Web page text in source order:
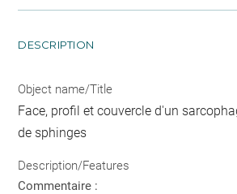
DESCRIPTION
Object name/Title
Face, profil et couvercle d'un
de sphinges
Description/Features
Commentaire :